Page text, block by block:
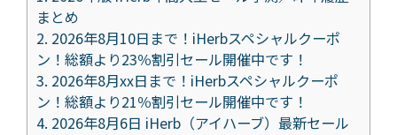
まとめ
2. 2026年8月10日まで！iHerbスペシャルクーポ
ン！総額より23％割引セール開催中です！
3. 2026年8月xx日まで！iHerbスペシャルクーポ
ン！総額より21％割引セール開催中です！
4. 2026年8月6日 iHerb（アイハーブ）最新セール